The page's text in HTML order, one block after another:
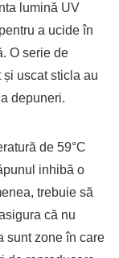
lumină UV
a ucide în
O serie de
uscat sticla au
depuneri.
de 59°C
inhibă o
trebuie să
că nu
sunt zone în care